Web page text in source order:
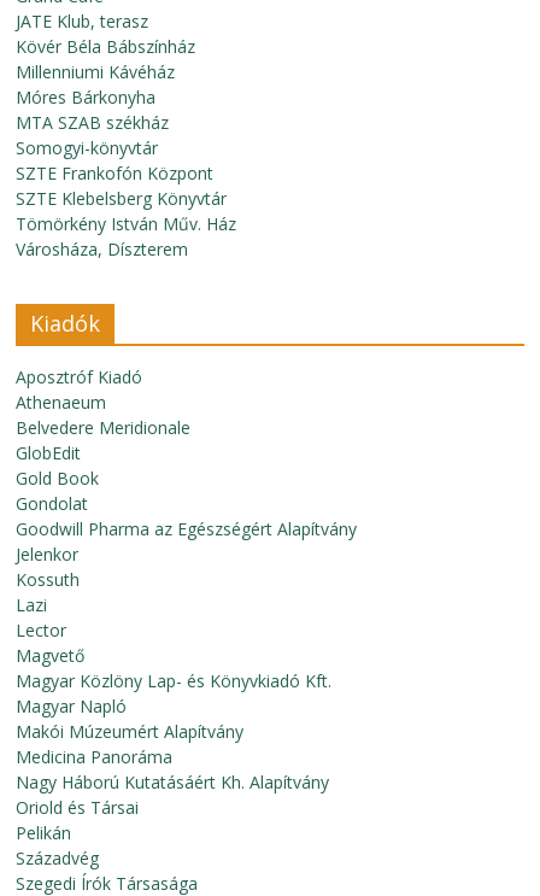
JATE Klub, terasz
Kövér Béla Bábszínház
Millenniumi Kávéház
Móres Bárkonyha
MTA SZAB székház
Somogyi-könyvtár
SZTE Frankofón Központ
SZTE Klebelsberg Könyvtár
Tömörkény István Műv. Ház
Városháza, Díszterem
Kiadók
Aposztróf Kiadó
Athenaeum
Belvedere Meridionale
GlobEdit
Gold Book
Gondolat
Goodwill Pharma az Egészségért Alapítvány
Jelenkor
Kossuth
Lazi
Lector
Magvető
Magyar Közlöny Lap- és Könyvkiadó Kft.
Magyar Napló
Makói Múzeumért Alapítvány
Medicina Panoráma
Nagy Háború Kutatásáért Kh. Alapítvány
Oriold és Társai
Pelikán
Századvég
Szegedi Írók Társasága